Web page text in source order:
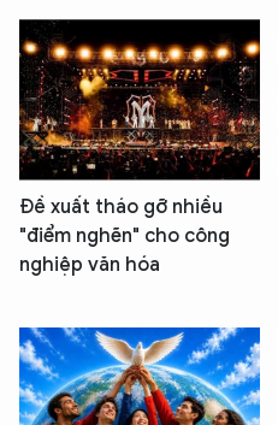
Đề xuất tháo gỡ nhiều
"điểm nghẽn" cho công
nghiệp văn hóa